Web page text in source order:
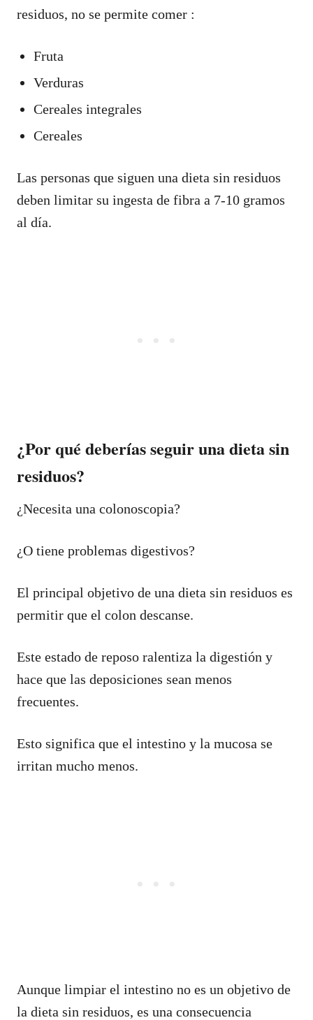
residuos, no se permite comer :
Fruta
Verduras
Cereales integrales
Cereales
Las personas que siguen una dieta sin residuos
deben limitar su ingesta de fibra a 7-10 gramos
al día.
¿Por qué deberías seguir una dieta sin
residuos?
¿Necesita una colonoscopia?
¿O tiene problemas digestivos?
El principal objetivo de una dieta sin residuos es
permitir que el colon descanse.
Este estado de reposo ralentiza la digestión y
hace que las deposiciones sean menos
frecuentes.
Esto significa que el intestino y la mucosa se
irritan mucho menos.
Aunque limpiar el intestino no es un objetivo de
la dieta sin residuos, es una consecuencia